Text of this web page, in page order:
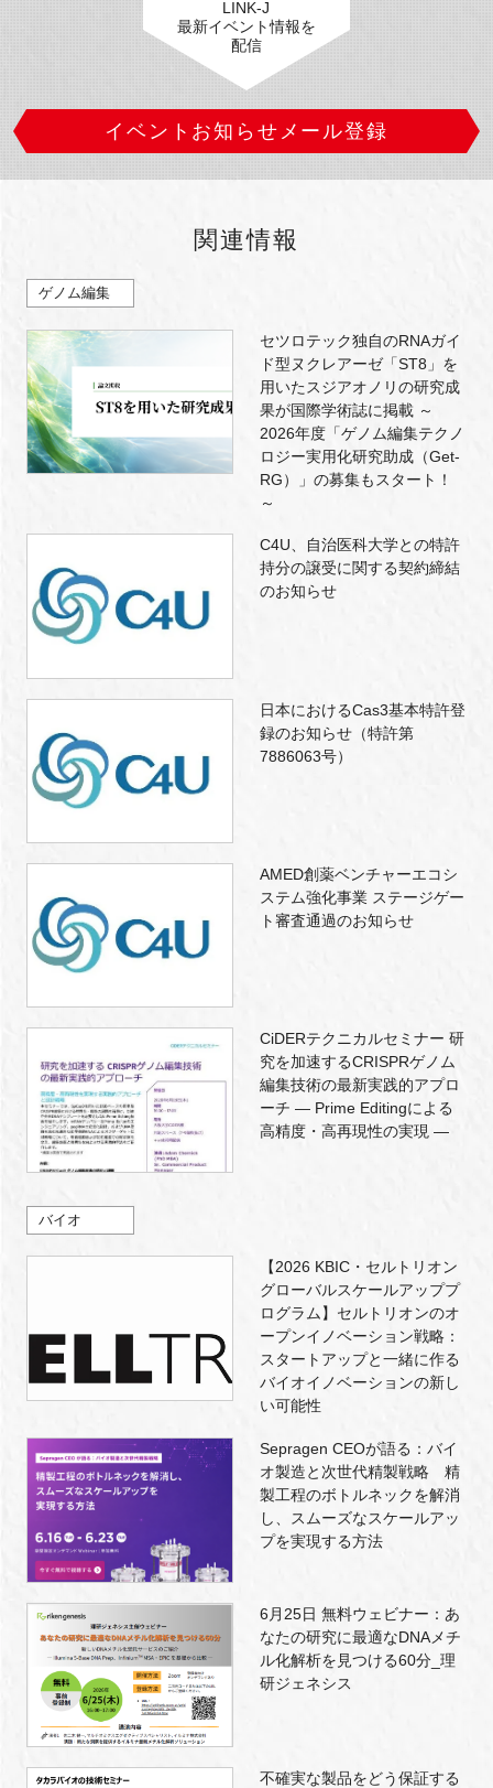
LINK-J
最新イベント情報を
配信
イベントお知らせメール登録
関連情報
ゲノム編集
セツロテック独自のRNAガイ
ド型ヌクレアーゼ「ST8」を
用いたスジアオノリの研究成
果が国際学術誌に掲載 ～
2026年度「ゲノム編集テクノ
ロジー実用化研究助成（Get-
RG）」の募集もスタート！
～
C4U、自治医科大学との特許
持分の譲受に関する契約締結
のお知らせ
日本におけるCas3基本特許登
録のお知らせ（特許第
7886063号）
AMED創薬ベンチャーエコシ
ステム強化事業 ステージゲー
ト審査通過のお知らせ
CiDERテクニカルセミナー 研
究を加速するCRISPRゲノム
編集技術の最新実践的アプロ
ーチ ― Prime Editingによる
高精度・高再現性の実現 ―
バイオ
【2026 KBIC・セルトリオン
グローバルスケールアッププ
ログラム】セルトリオンのオ
ープンイノベーション戦略：
スタートアップと一緒に作る
バイオイノベーションの新し
い可能性
Sepragen CEOが語る：バイ
オ製造と次世代精製戦略 精
製工程のボトルネックを解消
し、スムーズなスケールアッ
プを実現する方法
6月25日 無料ウェビナー：あ
なたの研究に最適なDNAメチ
ル化解析を見つける60分_理
研ジェネシス
不確実な製品をどう保証する